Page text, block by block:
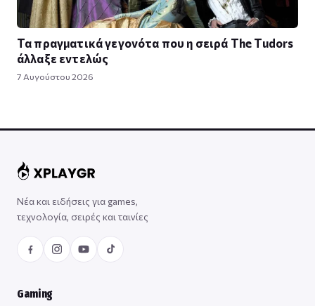
Τα πραγματικά γεγονότα που η σειρά The Tudors
άλλαξε εντελώς
7 Αυγούστου 2026
Νέα και ειδήσεις για games,
τεχνολογία, σειρές και ταινίες
Gaming